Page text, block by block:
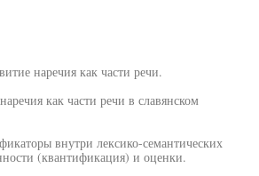
наречия как части речи.
как части речи в славянском
внутри лексико-семантических
(квантификация) и оценки.